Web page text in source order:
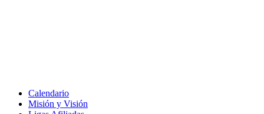
Calendario
Misión y Visión